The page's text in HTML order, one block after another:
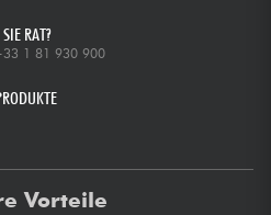
RAT?
1 81 930 900
Vorteile